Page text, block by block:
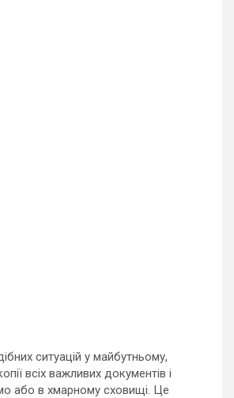
ситуацій у майбутньому,
всіх важливих документів і
або в хмарному сховищі. Це